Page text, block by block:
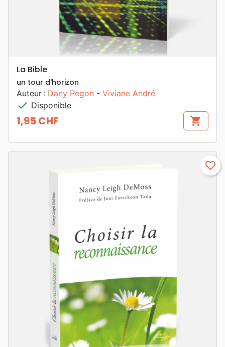
La Bible
un tour d'horizon
Auteur : Dany Pegon - Viviane André
check Disponible
Prix
1,95 CHF shopping_cart
favorite_border